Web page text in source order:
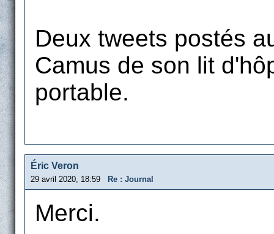
Deux tweets postés
Camus de son lit
portable.
Éric Veron
29 avril 2020, 18:59 Re : Journal
Merci.